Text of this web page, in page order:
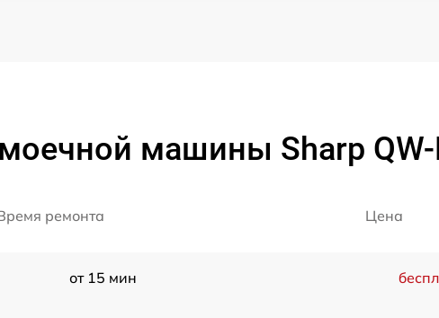
машины Sharp QW-
ремонта Цена
от 15 мин